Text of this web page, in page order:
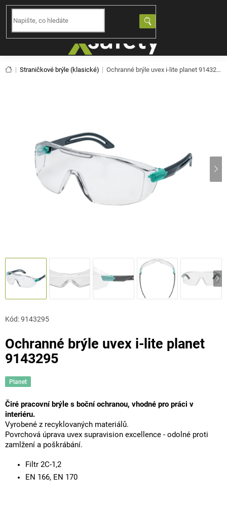
Přejít
obsah
Domů
Straničkové brýle (klasické) Ochranné brýle uvex i-lite planet 9143295
Ochranné brýle uvex i-lite planet
9143295
Kód:9143295
Planet
Čiré pracovní brýle s boční ochranou, vhodné pro práci v
interiéru.
Vyrobené z recyklovaných materiálů.
Povrchová úprava uvex supravision excellence - odolné proti
zamlžení a poškrábání.
Filtr 2C-1,2
EN 166, EN 170